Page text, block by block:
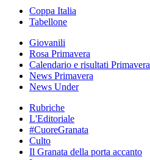
Coppa Italia
Tabellone
Giovanili
Rosa Primavera
Calendario e risultati Primavera
News Primavera
News Under
Rubriche
L'Editoriale
#CuoreGranata
Culto
Il Granata della porta accanto